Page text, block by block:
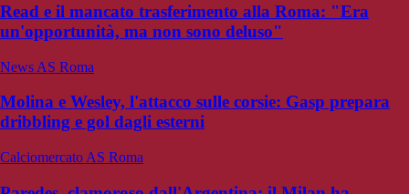
Read e il mancato trasferimento alla Roma: "Era
un'opportunità, ma non sono deluso"
News AS Roma
Molina e Wesley, l'attacco sulle corsie: Gasp prepara
dribbling e gol dagli esterni
Calciomercato AS Roma